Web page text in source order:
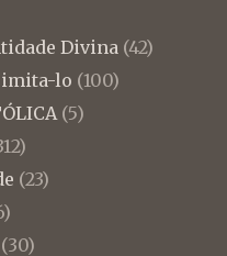
Divina (42)
imita-lo (100)
(5)
(23)
(30)